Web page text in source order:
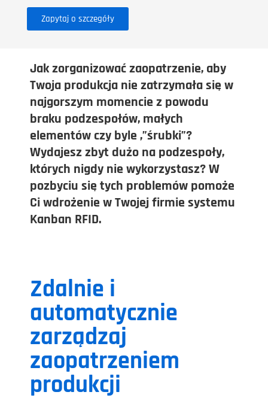
Zapytaj o szczegóły
Jak zorganizować zaopatrzenie, aby
Twoja produkcja nie zatrzymała się w
najgorszym momencie z powodu
braku podzespołów, małych
elementów czy byle ,”śrubki”?
Wydajesz zbyt dużo na podzespoły,
których nigdy nie wykorzystasz? W
pozbyciu się tych problemów pomoże
Ci wdrożenie w Twojej firmie systemu
Kanban RFID.
Zdalnie i
automatycznie
zarządzaj
zaopatrzeniem
produkcji